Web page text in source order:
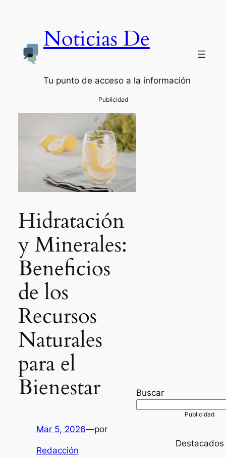
Noticias De
Tu punto de acceso a la información
Hidratación
y Minerales:
Beneficios
de los
Recursos
Naturales
para el
Bienestar
Mar 5, 2026—por
Redacción
Buscar
Destacados